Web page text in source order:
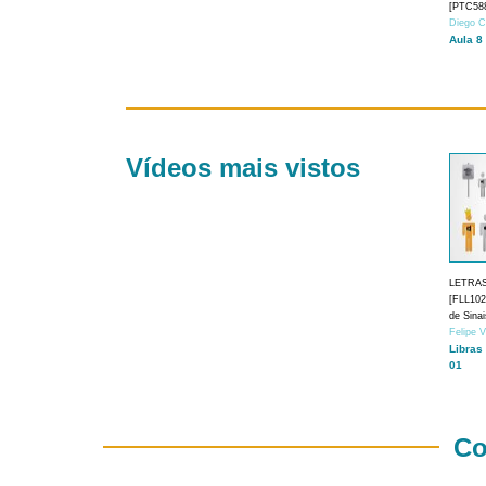
Diego
Aula 8
Vídeos mais vistos
de
Felipe
Libras
01